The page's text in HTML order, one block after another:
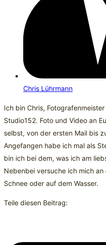
Chris Lührmann
Ich bin Chris,
Studio152. Foto und Video an
selbst, von der ersten Mail bis
Angefangen habe ich mal als
bin ich bei dem, was ich am
Nebenbei versuche ich mich
Schnee oder auf dem Wasser.
Teile diesen Beitrag: